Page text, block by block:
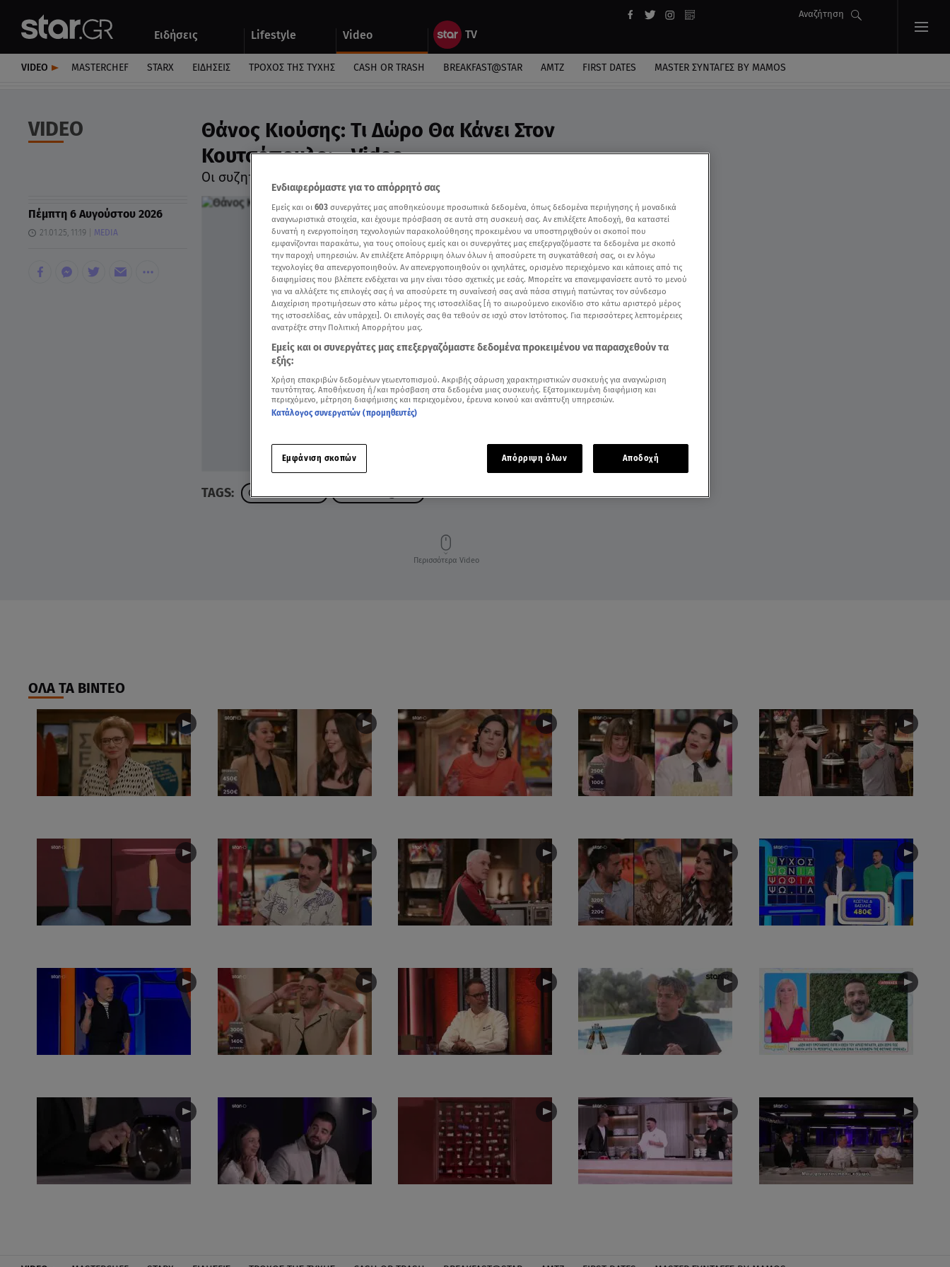
Ειδήσεις Lifestyle Video
Αναζήτηση
Αυτοκίνητο
VIDEO MASTERCHEF STARX ΕΙΔΉΣΕΙΣ ΤΡΟΧΌΣ ΤΗΣ ΤΎΧΗΣ CASH OR TRASH BREAKFAST@STAR ΑΜΤΖ FIRST DATES MASTER ΣΥΝΤΑΓΈΣ BY MAMOS
VIDEO
Θάνος Κιούσης: Τι Δώρο Θα Κάνει Στον
Κουτσόπουλο; - Video
Οι συζητήσεις με τον ΑΝΤ1 για άλλα projects
Πέμπτη 6 Αυγούστου 2026
21.01.25, 11:19 MEDIA
TAGS: ΘΑΝΟΣ ΚΙΟΥΣΗΣ
Περισσότερα Video
ΟΛΑ ΤΑ ΒΙΝΤΕΟ
Ενδιαφερόμαστε για το απόρρητό σας
Εμείς και οι 603 συνεργάτες μας αποθηκεύουμε προσωπικά δεδομένα, όπως δεδομένα περιήγησης ή μοναδικά
αναγνωριστικά στοιχεία, και έχουμε πρόσβαση σε αυτά στη συσκευή σας. Αν επιλέξετε Αποδοχή, θα καταστεί
δυνατή η ενεργοποίηση τεχνολογιών παρακολούθησης προκειμένου να υποστηριχθούν οι σκοποί που
εμφανίζονται παρακάτω, για τους οποίους εμείς και οι συνεργάτες μας επεξεργαζόμαστε τα δεδομένα με σκοπό
την παροχή υπηρεσιών. Αν επιλέξετε Απόρριψη όλων όλων ή αποσύρετε τη συγκατάθεσή σας, οι εν λόγω
τεχνολογίες θα απενεργοποιηθούν. Αν απενεργοποιηθούν οι ιχνηλάτες, ορισμένο περιεχόμενο και κάποιες από τις
διαφημίσεις που βλέπετε ενδέχεται να μην είναι τόσο σχετικές με εσάς. Μπορείτε να επανεμφανίσετε αυτό το μενού
για να αλλάξετε τις επιλογές σας ή να αποσύρετε τη συναίνεσή σας ανά πάσα στιγμή πατώντας τον σύνδεσμο
Διαχείριση προτιμήσεων στο κάτω μέρος της ιστοσελίδας [ή το αιωρούμενο εικονίδιο στο κάτω αριστερό μέρος
της ιστοσελίδας, εάν υπάρχει]. Οι επιλογές σας θα τεθούν σε ισχύ στον Ιστότοπος. Για περισσότερες λεπτομέρειες
ανατρέξτε στην Πολιτική Απορρήτου μας.
Εμείς και οι συνεργάτες μας επεξεργαζόμαστε δεδομένα προκειμένου να παρασχεθούν τα
εξής:
Χρήση επακριβών δεδομένων γεωεντοπισμού. Ακριβής σάρωση χαρακτηριστικών συσκευής για αναγνώριση
ταυτότητας. Αποθήκευση ή/και πρόσβαση στα δεδομένα μιας συσκευής. Εξατομικευμένη διαφήμιση και
περιεχόμενο, μέτρηση διαφήμισης και περιεχομένου, έρευνα κοινού και ανάπτυξη υπηρεσιών.
Κατάλογος συνεργατών (προμηθευτές)
Εμφάνιση σκοπών Απόρριψη όλων Αποδοχή